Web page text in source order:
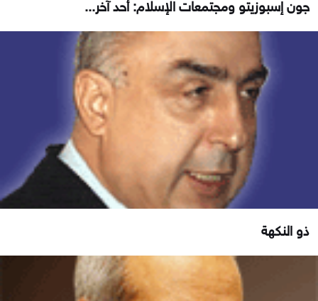
ذو النكهة